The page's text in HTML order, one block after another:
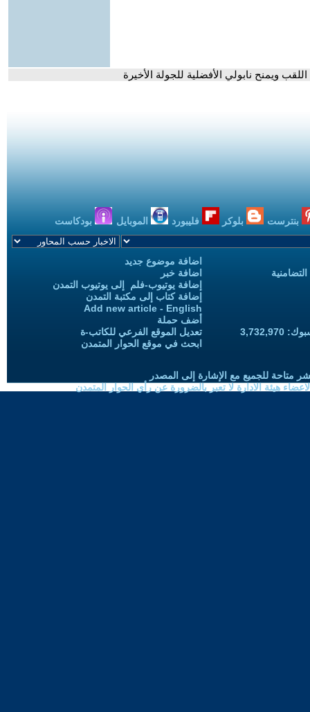
ويمنح نابولي الأفضلية للجولة الأخيرة
بنترست بلوكر فليبورد الموبايل بودكاست
اضافة موضوع جديد
اضافة خبر
إضافة يوتيوب-فلم إلى يوتيوب التمدن
إضافة كتاب إلى مكتبة التمدن
Add new article - English
أضف حملة
تعديل الموقع الفرعي للكاتب-ة
ابحث في موقع الحوار المتمدن
متاحة للجميع مع الإشارة إلى المصدر
هيئة الادارة لا تعبر بالضرورة عن رأي الحوار المتمدن